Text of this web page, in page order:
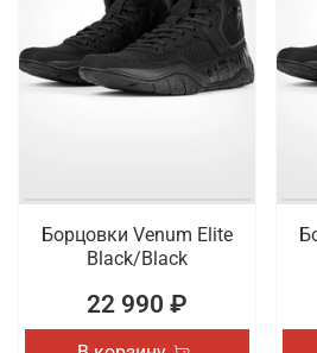
Борцовки Venum Elite
Black/Black
22 990 ₽